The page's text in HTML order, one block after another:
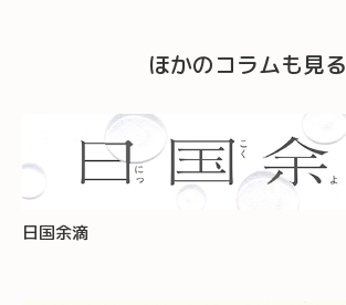
ほかのコラムも見る
日国余滴